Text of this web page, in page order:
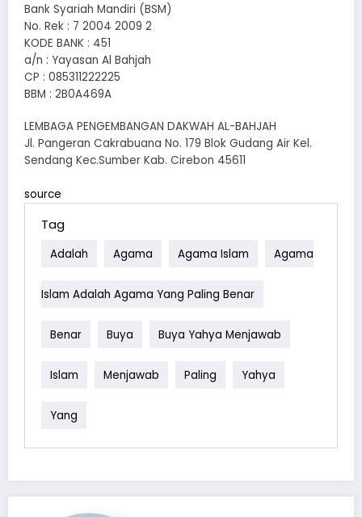
Bank Syariah Mandiri (BSM)
No. Rek : 7 2004 2009 2
KODE BANK : 451
a/n : Yayasan Al Bahjah
CP : 085311222225
BBM : 2B0A469A
LEMBAGA PENGEMBANGAN DAKWAH AL-BAHJAH
Jl. Pangeran Cakrabuana No. 179 Blok Gudang Air Kel.
Sendang Kec.Sumber Kab. Cirebon 45611
source
Tag
Adalah Agama Agama Islam Agama
Islam Adalah Agama Yang Paling Benar
Benar Buya Buya Yahya Menjawab
Islam Menjawab Paling Yahya
Yang